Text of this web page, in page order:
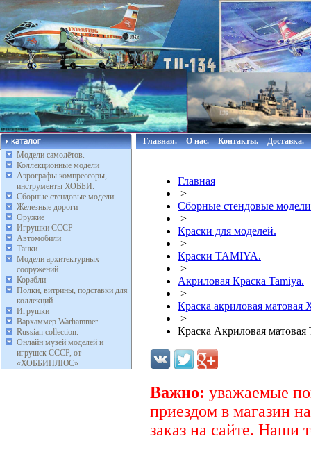
Модели самолётов.
Коллекционные модели
Аэрографы компрессоры,
инструменты ХОББИ.
Сборные стендовые модели.
Железные дороги
Оружие
Игрушки СССР
Автомобили
Танки
Модели архитектурных
сооружений.
Корабли
Полки, витрины, подставки для
коллекций.
Игрушки
Вархаммер Warhammer
Russian collection.
Онлайн музей моделей и
игрушек СССР, от
«ХОББИПЛЮС»
Главная. О нас. Контакты. Доставка.
Главная
>
Сборные стендовые
>
Краски для моделей.
>
Краски TAMIYA.
>
Акриловая Краска Tamiya.
>
Краска акриловая матовая
>
Краска Акриловая
Важно: уважаемые
приездом в магазин
заказ на сайте. Наши